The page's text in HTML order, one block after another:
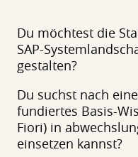
Du möchtest die
SAP-
gestalten?
Du suchst nach
fundiertes Basis-
Fiori) in
einsetzen kannst?